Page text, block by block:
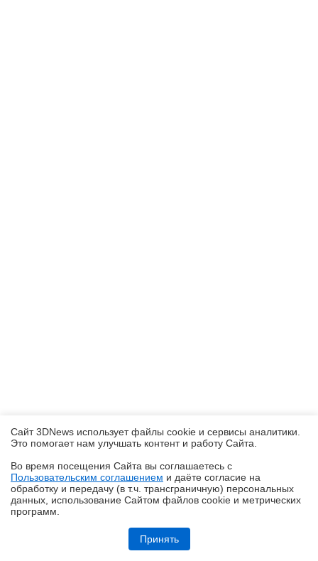
Обзор Infinix GT 50 Pro: геймерский смартфон со встроенной СЖО
Сайт 3DNews использует файлы cookie и сервисы аналитики.
Это помогает нам улучшать контент и работу Cайта.
Во время посещения Cайта вы соглашаетесь с
Пользовательским соглашением и даёте согласие на
обработку и передачу (в т.ч. трансграничную) персональных
данных, использование Cайтом файлов cookie и метрических
программ.
Принять